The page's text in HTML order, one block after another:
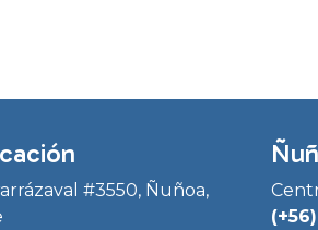
#3550, Ñuñoa,